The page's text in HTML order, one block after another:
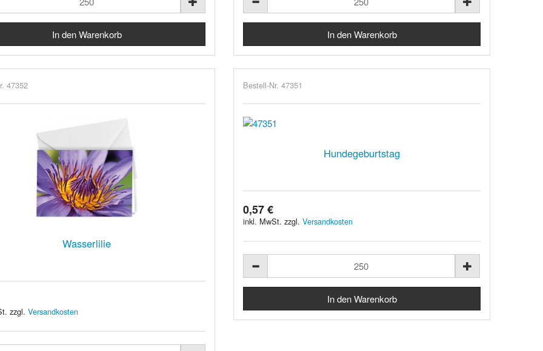
47352
Wasserlilie
zzgl. Versandkosten
Bestell-Nr. 47351
Hundegeburtstag
0,57 €
inkl. MwSt. zzgl.Versandkosten